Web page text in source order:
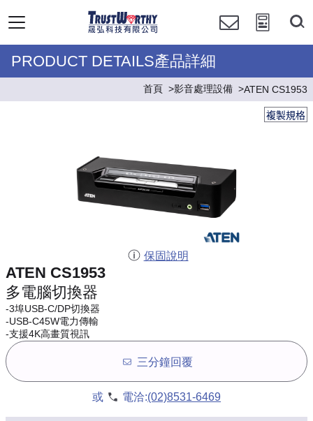
PRODUCT DETAILS產品詳細
首頁 影音處理設備 ATEN CS1953
複製規格
保固說明
ATEN CS1953
多電腦切換器
-3埠USB-C/DP切換器
-USB-C45W電力傳輸
-支援4K高畫質視訊
三分鐘回覆
或 電洽:(02)8531-6469